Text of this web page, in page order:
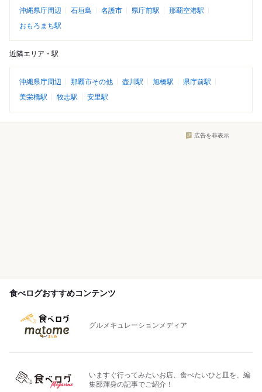
沖縄県庁周辺 石垣島 名護市 県庁前駅
那覇空港駅
おもろまち駅
近隣エリア・駅
沖縄県庁周辺 那覇市その他 壺川駅 旭橋駅
県庁前駅
美栄橋駅
牧志駅 安里駅
広告を非表示
食べログおすすめコンテンツ
グルメキュレーションメディア
いますぐ行ってみたいお店、食べたいひと皿を、編
集部渾身の記事でご紹介！